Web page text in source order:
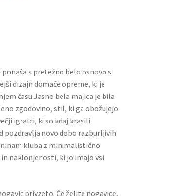
ponaša s pretežno belo osnovo s
dizajn domače opreme, ki je
času.Jasno bela majica je bila
zgodovino, stil, ki ga obožujejo
igralci, ki so kdaj krasili
pozdravlja novo dobo razburljivih
kluba z minimalistično
naklonjenosti, ki jo imajo vsi
privzeto. Če želite nogavice,